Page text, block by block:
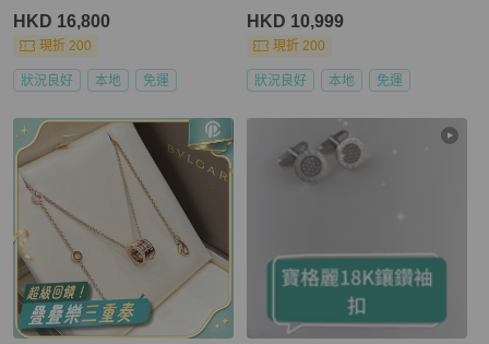
HKD 16,800
現折 200
狀況良好 本地 免運
HKD 10,999
現折 200
狀況良好 本地 免運